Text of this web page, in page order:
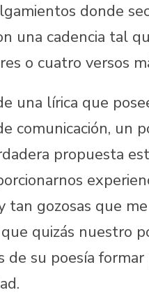
donde
una cadencia tal
o cuatro versos
una lírica que
comunicación, un
propuesta
tan gozosas que
quizás nuestro
de su poesía